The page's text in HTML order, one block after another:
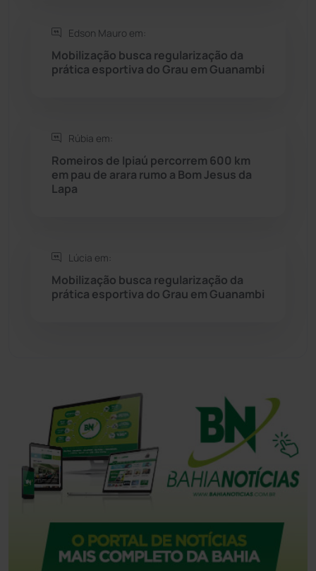
Seabra
Sebastião Laranjeiras (96)
Tanhaçu
Edson Mauro em:
Mobilização busca regularização da
prática esportiva do Grau em Guanambi
Rúbia em:
Romeiros de Ipiaú percorrem 600 km
em pau de arara rumo a Bom Jesus da
Lapa
Lúcia em:
Mobilização busca regularização da
prática esportiva do Grau em Guanambi